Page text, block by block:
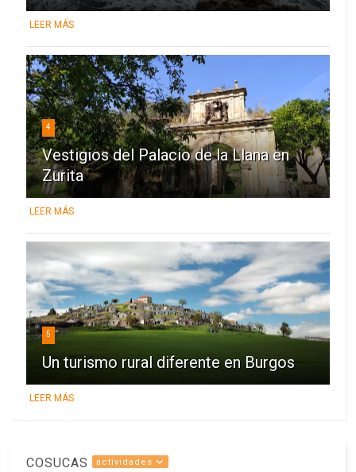
LEER MÁS
4
Vestigios del Palacio de la Llana en
Zurita
LEER MÁS
5
Un turismo rural diferente en Burgos
LEER MÁS
COSUCAS actividades